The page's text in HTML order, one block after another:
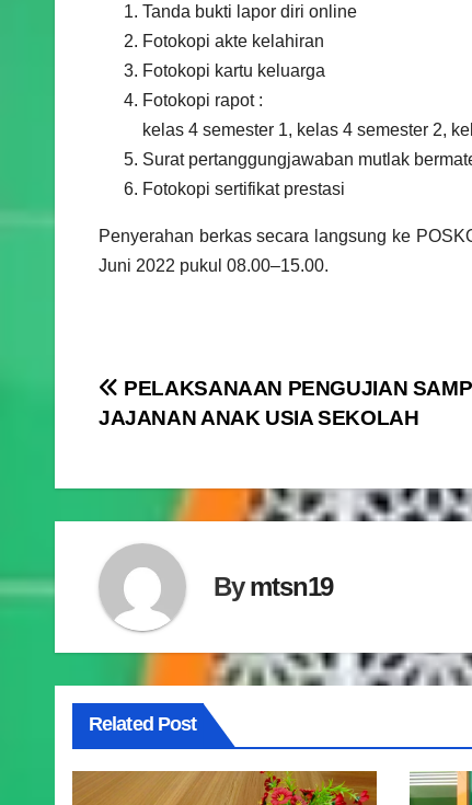
Tanda bukti lapor diri online
Fotokopi akte kelahiran
Fotokopi kartu keluarga
Fotokopi rapot :
kelas 4 semester 1, kelas 4 semester 2,
Surat pertanggungjawaban mutlak
Fotokopi sertifikat prestasi
Penyerahan berkas secara langsung ke
Juni 2022 pukul 08.00–15.00.
Navigasi
PELAKSANAAN PENGUJIAN
JAJANAN ANAK USIA SEKOLAH
Bymtsn19
Related Post